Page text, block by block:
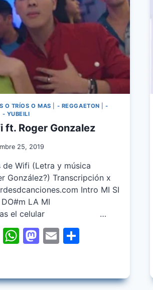
O TRÍOS O MAS - REGGAETON |-
- YUBEILI
ft. Roger Gonzalez
25, 2019
Wifi (Letra y música
González?) Transcripción x
Intro MI SI
SI DO#m LA MI
el celular …
Pinterest
WhatsApp
Mastodon
Email